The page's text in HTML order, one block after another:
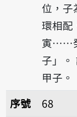
位，子
環相配
寅……
子」。
甲子。
序號68庚
序號
68